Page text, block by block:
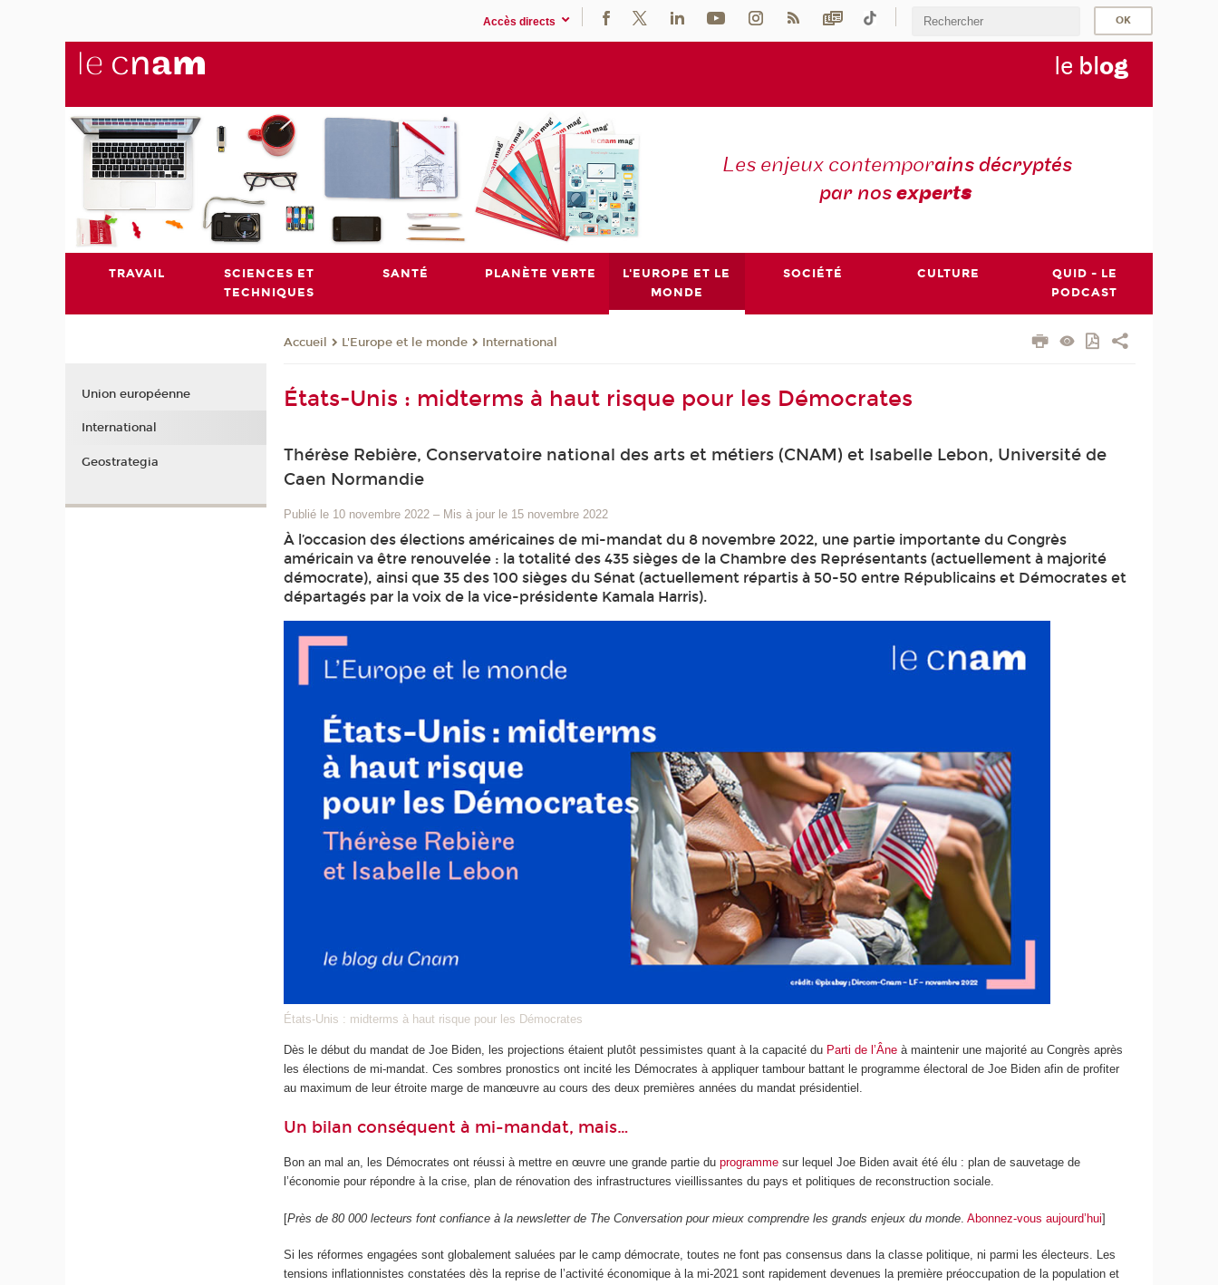
Accès directs
le blog
Les enjeux contemporains décryptés
par nosexperts
TRAVAIL
SCIENCES ET
TECHNIQUES
SANTÉ PLANÈTE VERTE
L'EUROPE ET LE
MONDE
SOCIÉTÉ CULTURE
QUID - LE
PODCAST
Accueil L'Europe et le monde International
États-Unis : midterms à haut risque pour les Démocrates
Thérèse Rebière, Conservatoire national des arts et métiers (CNAM) et Isabelle Lebon, Université de
Caen Normandie
Publié le 10 novembre 2022 – Mis à jour le 15 novembre 2022
À l’occasion des élections américaines de mi-mandat du 8 novembre 2022, une partie importante du Congrès
américain va être renouvelée : la totalité des 435 sièges de la Chambre des Représentants (actuellement à majorité
démocrate), ainsi que 35 des 100 sièges du Sénat (actuellement répartis à 50-50 entre Républicains et Démocrates et
départagés par la voix de la vice-présidente Kamala Harris).
États-Unis : midterms à haut risque pour les Démocrates
Dès le début du mandat de Joe Biden, les projections étaient plutôt pessimistes quant à la capacité du Parti de l’Âne à maintenir une majorité au Congrès après
les élections de mi-mandat. Ces sombres pronostics ont incité les Démocrates à appliquer tambour battant le programme électoral de Joe Biden afin de profiter
au maximum de leur étroite marge de manœuvre au cours des deux premières années du mandat présidentiel.
Un bilan conséquent à mi-mandat, mais…
Bon an mal an, les Démocrates ont réussi à mettre en œuvre une grande partie duprogramme sur lequel Joe Biden avait été élu : plan de sauvetage de
l’économie pour répondre à la crise, plan de rénovation des infrastructures vieillissantes du pays et politiques de reconstruction sociale.
[Près de 80 000 lecteurs font confiance à la newsletter de The Conversation pour mieux comprendre les grands enjeux du monde .Abonnez-vous aujourd’hui]
Si les réformes engagées sont globalement saluées par le camp démocrate, toutes ne font pas consensus dans la classe politique, ni parmi les électeurs. Les
tensions inflationnistes constatées dès la reprise de l’activité économique à la mi-2021 sont rapidement devenues la première préoccupation de la population et
Union européenne
International
Geostrategia